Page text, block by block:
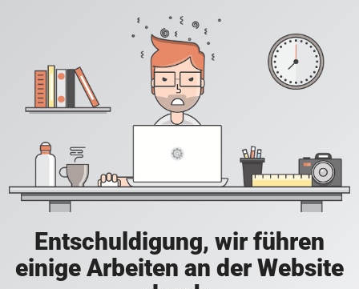
Entschuldigung, wir führen
einige Arbeiten an der Website